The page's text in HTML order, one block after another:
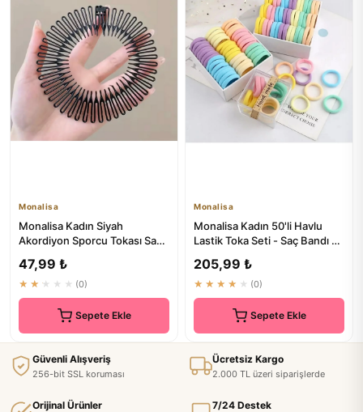
Monalisa
Monalisa Kadın Siyah
Akordiyon Sporcu Tokası Saç
47,99 ₺
★★★★★ (0)
Sepete Ekle
Monalisa
Monalisa Kadın 50'li Havlu
Lastik Toka Seti - Saç Bandı ve
205,99 ₺
★★★★★ (0)
Sepete Ekle
Güvenli Alışveriş
256-bit SSL koruması
Ücretsiz Kargo
2.000 TL üzeri siparişlerde
Orijinal Ürünler 7/24 Destek